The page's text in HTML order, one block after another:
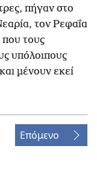
πήγαν στο
τον Ρεφαΐα
που τους
υπόλοιπους
μένουν εκεί
Επόμενο